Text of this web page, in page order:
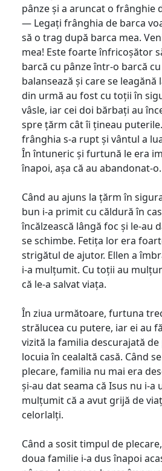
pânze și a aruncat o frânghie
— Legați frânghia de barca
să o trag după barca mea.
mea! Este foarte înfricoșător
barcă cu pânze într-o barcă
balansează și care se leagănă
din urmă au fost cu toții în
vâsle, iar cei doi bărbați au
spre țărm cât îi țineau
frânghia s-a rupt și vântul a
În întuneric și furtună le era
înapoi, așa că au abandonat-o.
Când au ajuns la țărm în
bun i-a primit cu căldură în
încălzească lângă foc și le-au
se schimbe. Fetița lor era
strigătul de ajutor. Ellen a
i-a mulțumit. Cu toții au
că le-a salvat viața.
În ziua următoare, furtuna
strălucea cu putere, iar ei au
vizită la familia descurajată de
locuia în cealaltă casă. Când
plecare, familia nu mai era
și-au dat seama că Isus nu i-a
mulțumit că a avut grijă de
celorlalți.
Când a sosit timpul de
doua familie i-a dus înapoi